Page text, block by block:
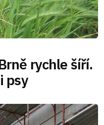
rychle šíří.
psy